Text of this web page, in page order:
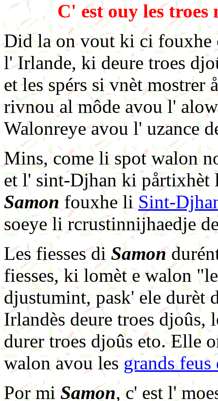
C' est ouy les troes
Did la on vout ki ci
l' Irlande, ki deure troes
et les spérs si vnèt mostrer
rivnou al môde avou l'
Walonreye avou l' uzance
Mins, come li spot walon
et l' sint-Djhan ki pårtixhèt
Samonfouxhe liSint-
soeye li rcrustinnijhaedje
Les fiesses di Samon
fiesses, ki lomèt e walon
djustumint, pask' ele durèt
Irlandès deure troes djoûs,
durer troes djoûs eto. Elle
walon avou lesgrands
Por miSamon, c' est l'